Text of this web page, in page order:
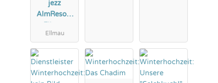
jezz
AlmResort
Ellmau